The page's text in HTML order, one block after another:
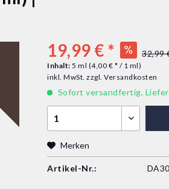
19,99 € *
32,99
Inhalt:5 ml (4,00 € * / 1 ml)
inkl. MwSt.zzgl. Versandkosten
Sofort versandfertig,
Merken
Artikel-Nr.: